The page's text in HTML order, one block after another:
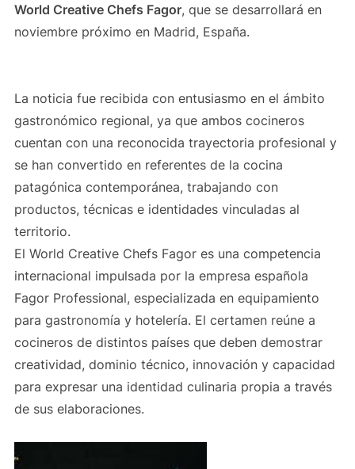
World Creative Chefs Fagor, que se desarrollará en
noviembre próximo en Madrid, España.
La noticia fue recibida con entusiasmo en el ámbito
gastronómico regional, ya que ambos cocineros
cuentan con una reconocida trayectoria profesional y
se han convertido en referentes de la cocina
patagónica contemporánea, trabajando con
productos, técnicas e identidades vinculadas al
territorio.
El World Creative Chefs Fagor es una competencia
internacional impulsada por la empresa española
Fagor Professional, especializada en equipamiento
para gastronomía y hotelería. El certamen reúne a
cocineros de distintos países que deben demostrar
creatividad, dominio técnico, innovación y capacidad
para expresar una identidad culinaria propia a través
de sus elaboraciones.